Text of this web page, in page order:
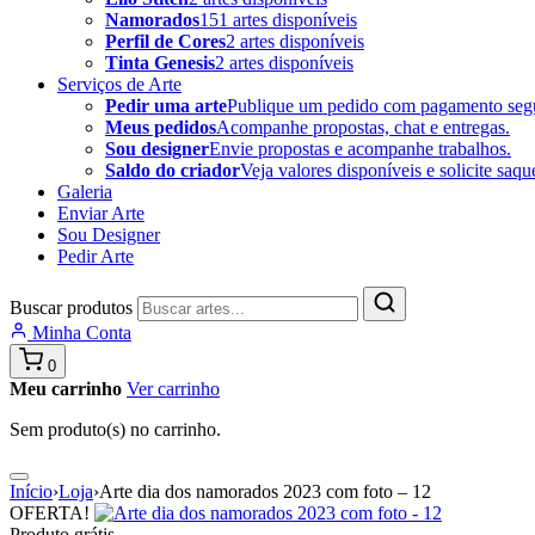
Namorados151 artes disponíveis
Perfil de Cores2 artes disponíveis
Tinta Genesis2 artes disponíveis
Serviços de Arte
Pedir uma artePublique um pedido com pagamento
Meus pedidosAcompanhe propostas, chat e entregas.
Sou designerEnvie propostas e acompanhe trabalhos.
Saldo do criadorVeja valores disponíveis e solicite
Galeria
Enviar Arte
Sou Designer
Pedir Arte
Buscar produtos
Minha Conta
0
Meu carrinho Ver carrinho
Sem produto(s) no carrinho.
Início›Loja›Arte dia dos namorados 2023 com foto – 12
OFERTA!